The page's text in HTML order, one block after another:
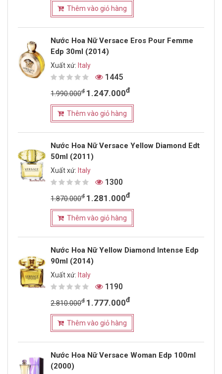
Thêm vào giỏ hàng
Nước Hoa Nữ Versace Eros Pour Femme
Edp 30ml (2014)
Xuất xứ: Italy
1445
1.990.000đ 1.247.000đ
Thêm vào giỏ hàng
Nước Hoa Nữ Versace Yellow Diamond Edt
50ml (2011)
Xuất xứ:Italy
1300
1.870.000đ 1.281.000đ
Thêm vào giỏ hàng
Nước Hoa Nữ Yellow Diamond Intense Edp
90ml (2014)
Xuất xứ: Italy
1190
2.810.000đ 1.777.000đ
Thêm vào giỏ hàng
Nước Hoa Nữ Versace Woman Edp 100ml
(2000)